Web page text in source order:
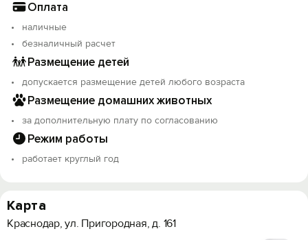
Оплата
наличные
безналичный расчет
Размещение детей
допускается размещение детей любого возраста
Размещение домашних животных
за дополнительную плату по согласованию
Режим работы
работает круглый год
Карта
Краснодар, ул. Пригородная, д. 161